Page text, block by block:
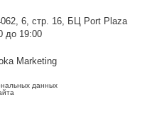
6, стр. 16, БЦ Port Plaza
до 19:00
Marketing
данных